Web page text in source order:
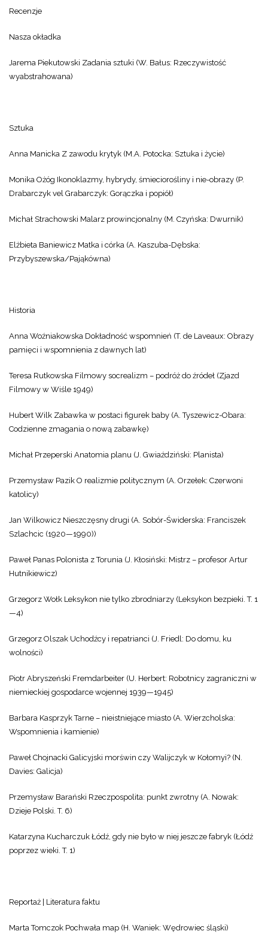
Recenzje
Nasza okładka
Jarema Piekutowski Zadania sztuki (W. Bałus: Rzeczywistość
wyabstrahowana)
Sztuka
Anna Manicka Z zawodu krytyk (M.A. Potocka: Sztuka i życie)
Monika Ożóg Ikonoklazmy, hybrydy, śmieciorośliny i nie-obrazy (P.
Drabarczyk vel Grabarczyk: Gorączka i popiół)
Michał Strachowski Malarz prowincjonalny (M. Czyńska: Dwurnik)
Elżbieta Baniewicz Matka i córka (A. Kaszuba-Dębska:
Przybyszewska/Pająkówna)
Historia
Anna Woźniakowska Dokładność wspomnień (T. de Laveaux: Obrazy
pamięci i wspomnienia z dawnych lat)
Teresa Rutkowska Filmowy socrealizm – podróż do źródeł (Zjazd
Filmowy w Wiśle 1949)
Hubert Wilk Zabawka w postaci figurek baby (A. Tyszewicz-Obara:
Codzienne zmagania o nową zabawkę)
Michał Przeperski Anatomia planu (J. Gwiaździński: Planista)
Przemysław Pazik O realizmie politycznym (A. Orzełek: Czerwoni
katolicy)
Jan Wilkowicz Nieszczęsny drugi (A. Sobór-Świderska: Franciszek
Szlachcic (1920—1990))
Paweł Panas Polonista z Torunia (J. Kłosiński: Mistrz – profesor Artur
Hutnikiewicz)
Grzegorz Wołk Leksykon nie tylko zbrodniarzy (Leksykon bezpieki. T. 1
—4)
Grzegorz Olszak Uchodźcy i repatrianci (J. Friedl: Do domu, ku
wolności)
Piotr Abryszeński Fremdarbeiter (U. Herbert: Robotnicy zagraniczni w
niemieckiej gospodarce wojennej 1939—1945)
Barbara Kasprzyk Tarne – nieistniejące miasto (A. Wierzcholska:
Wspomnienia i kamienie)
Paweł Chojnacki Galicyjski morświn czy Walijczyk w Kołomyi? (N.
Davies: Galicja)
Przemysław Barański Rzeczpospolita: punkt zwrotny (A. Nowak:
Dzieje Polski. T. 6)
Katarzyna Kucharczuk Łódź, gdy nie było w niej jeszcze fabryk (Łódź
poprzez wieki. T. 1)
Reportaż | Literatura faktu
Marta Tomczok Pochwała map (H. Waniek: Wędrowiec śląski)